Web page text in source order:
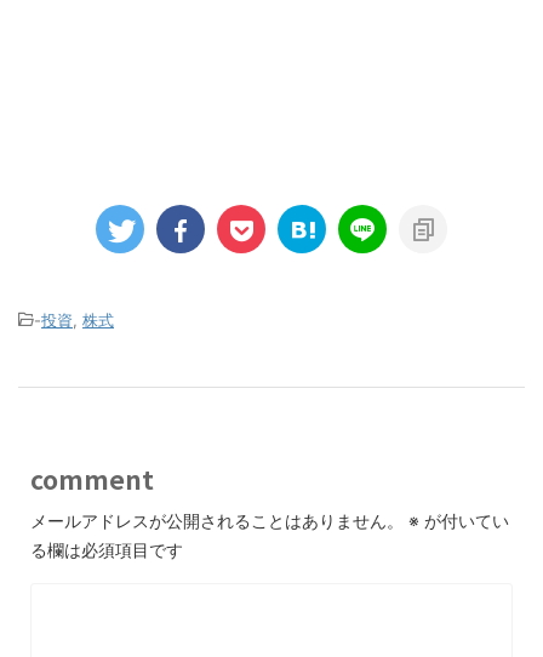
-投資 株式
comment
メールアドレスが公開されることはありません。 ※ が付いてい
る欄は必須項目です